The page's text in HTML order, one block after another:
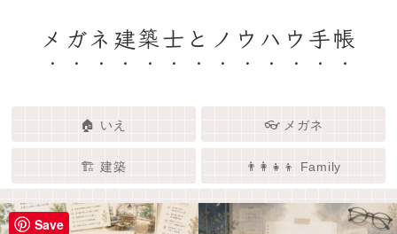
メガネ建築士とノウハウ手帳
🏠 いえ 👓 メガネ
🏗️ 建築 👨‍👩‍👧‍👦 Family
Save